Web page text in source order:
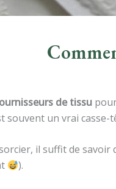
de tissu
souvent un vrai
il suffit de
).